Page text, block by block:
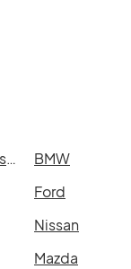
Mercedes-Benz
BMW
Ford
Nissan
Mazda